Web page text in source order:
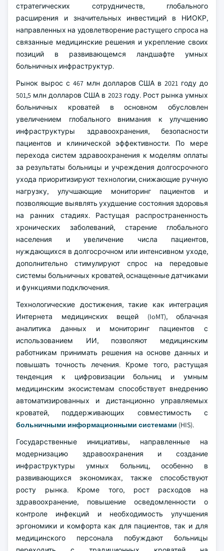
стратегических сотрудничеств, глобального
расширения и значительных инвестиций в НИОКР,
направленных на удовлетворение растущего спроса на
связанные медицинские решения и укрепление своих
позиций в развивающемся ландшафте умных
больничных инфраструктур.
Рынок вырос с 467 млн долларов США в 2021 году до
501,5 млн долларов США в 2023 году. Рост рынка умных
больничных кроватей в основном обусловлен
увеличением глобального внимания к улучшению
инфраструктуры здравоохранения, безопасности
пациентов и клинической эффективности. По мере
перехода систем здравоохранения к моделям оплаты
за результаты больницы и учреждения долгосрочного
ухода приоритизируют технологии, снижающие ручную
нагрузку, улучшающие мониторинг пациентов и
позволяющие выявлять ухудшение состояния здоровья
на ранних стадиях. Растущая распространенность
хронических заболеваний, старение глобального
населения и увеличение числа пациентов,
нуждающихся в долгосрочном или интенсивном уходе,
дополнительно стимулируют спрос на передовые
системы больничных кроватей, оснащенные датчиками
и функциями подключения.
Технологические достижения, такие как интеграция
Интернета медицинских вещей (IoMT), облачная
аналитика данных и мониторинг пациентов с
использованием ИИ, позволяют медицинским
работникам принимать решения на основе данных и
повышать точность лечения. Кроме того, растущая
тенденция к цифровизации больниц и умным
медицинским экосистемам способствует внедрению
автоматизированных и дистанционно управляемых
кроватей, поддерживающих совместимость с
больничными информационными системами (HIS).
Государственные инициативы, направленные на
модернизацию здравоохранения и создание
инфраструктуры умных больниц, особенно в
развивающихся экономиках, также способствуют
росту рынка. Кроме того, рост расходов на
здравоохранение, повышение осведомленности о
контроле инфекций и необходимость улучшения
эргономики и комфорта как для пациентов, так и для
медицинского персонала побуждают больницы